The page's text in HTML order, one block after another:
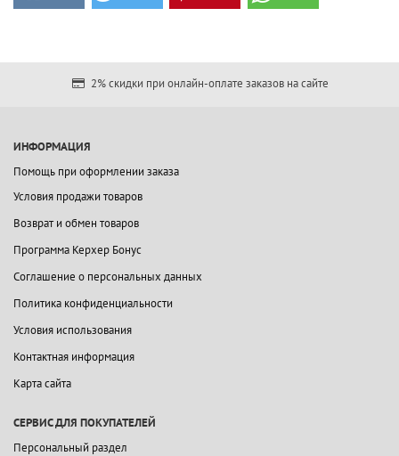
2% скидки при онлайн-оплате заказов на сайте
ИНФОРМАЦИЯ
Помощь при оформлении заказа
Условия продажи товаров
Возврат и обмен товаров
Программа Керхер Бонус
Соглашение о персональных данных
Политика конфиденциальности
Условия использования
Контактная информация
Карта сайта
СЕРВИС ДЛЯ ПОКУПАТЕЛЕЙ
Персональный раздел